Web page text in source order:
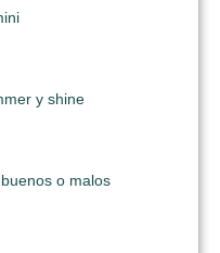
y shine
o malos